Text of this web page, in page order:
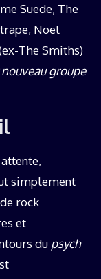
Suede, The
Noel
The Smiths)
groupe
simplement
rock
et
du psych